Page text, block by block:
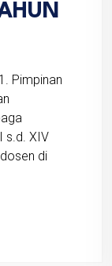
Pimpinan
s.d. XIV
di